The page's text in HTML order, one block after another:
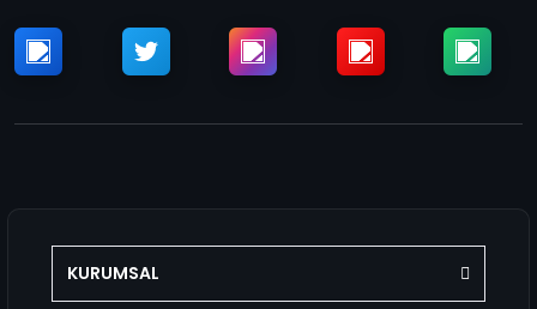
KURUMSAL